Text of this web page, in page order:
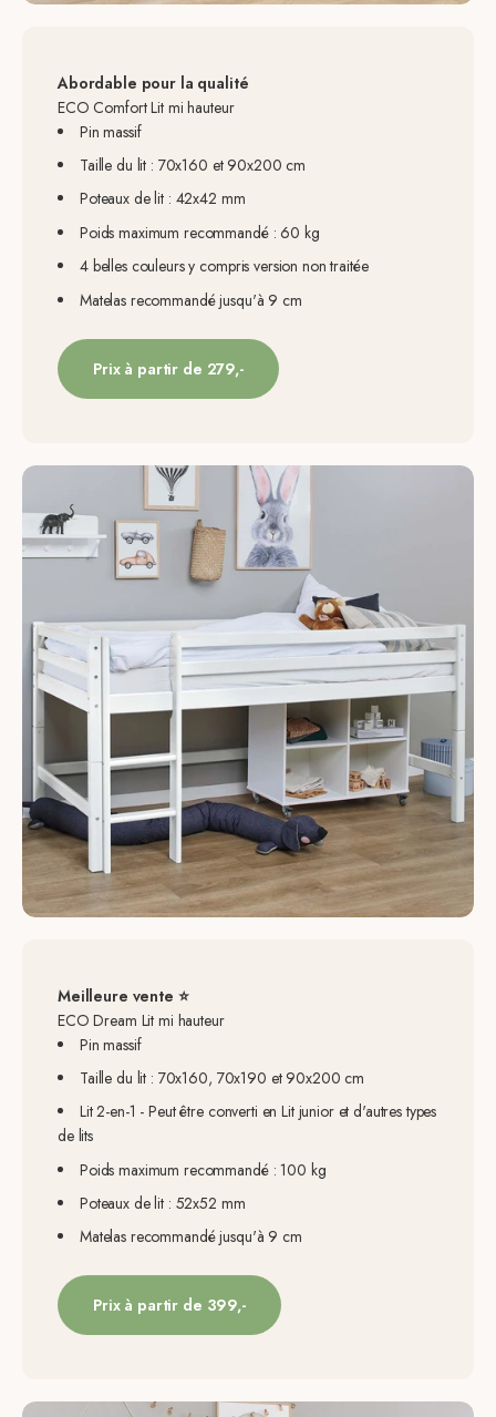
Abordable pour la qualité
ECO Comfort Lit mi hauteur
Pin massif
Taille du lit : 70x160 et 90x200 cm
Poteaux de lit : 42x42 mm
Poids maximum recommandé : 60 kg
4 belles couleurs y compris version non traitée
Matelas recommandé jusqu'à 9 cm
Prix à partir de 279,-
Meilleure vente ⭐
ECO Dream Lit mi hauteur
Pin massif
Taille du lit : 70x160, 70x190 et 90x200 cm
Lit 2-en-1 - Peut être converti en Lit junior et d'autres types
de lits
Poids maximum recommandé : 100 kg
Poteaux de lit : 52x52 mm
Matelas recommandé jusqu'à 9 cm
Prix à partir de 399,-